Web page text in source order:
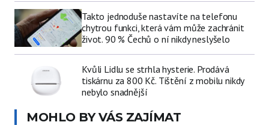
Takto jednoduše nastavíte na telefonu
chytrou funkci, která vám může zachránit
život. 90 % Čechů o ní nikdy neslyšelo
Kvůli Lidlu se strhla hysterie. Prodává
tiskárnu za 800 Kč. Tištění z mobilu nikdy
nebylo snadnější
MOHLO BY VÁS ZAJÍMAT